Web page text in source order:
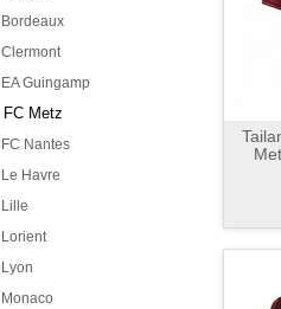
Bordeaux
Clermont
EA Guingamp
FC Metz
FC Nantes
Le Havre
Lille
Lorient
Lyon
Monaco